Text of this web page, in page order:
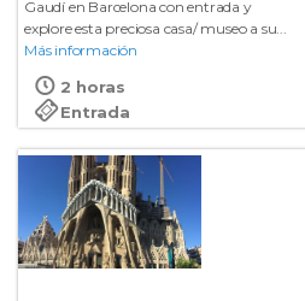
Gaudí en Barcelona con entrada y
explore esta preciosa casa/ museo a su...
Más información
2 horas
Entrada